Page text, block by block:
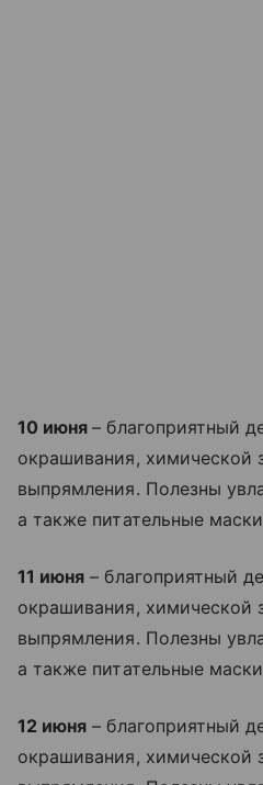
10 июня– благоприятный
окрашивания, химической
выпрямления. Полезны
а также питательные
11 июня – благоприятный
окрашивания, химической
выпрямления. Полезны
а также питательные
12 июня – благоприятный
окрашивания, химической